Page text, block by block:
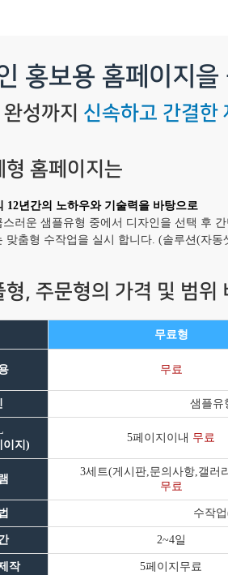
홍보용 홈페이지
성까지 신속하고 간결한
형 홈페이지는
12년간의 노하우와 기술력을 바탕으로
러운 샘플유형 중에서 디자인을 선택 후
맞춤형 수작업을 실시 합니다. (솔루션(자
형, 주문형의 가격 및 범위
무료형
무료
샘플유
이지)
5페이지이내 무료
3세트(게시판,문의사항,갤러
무료
수작
2~4일
작 5페이지무료